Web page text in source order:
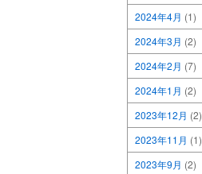
2024年4月 (1)
2024年3月 (2)
2024年2月 (7)
2024年1月 (2)
2023年12月 (2)
2023年11月 (1)
2023年9月 (2)